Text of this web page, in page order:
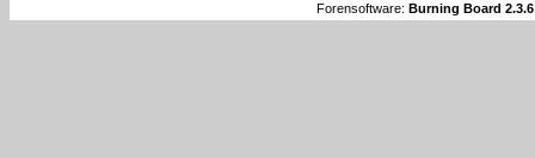
Forensoftware: Burning Board 2.3.6